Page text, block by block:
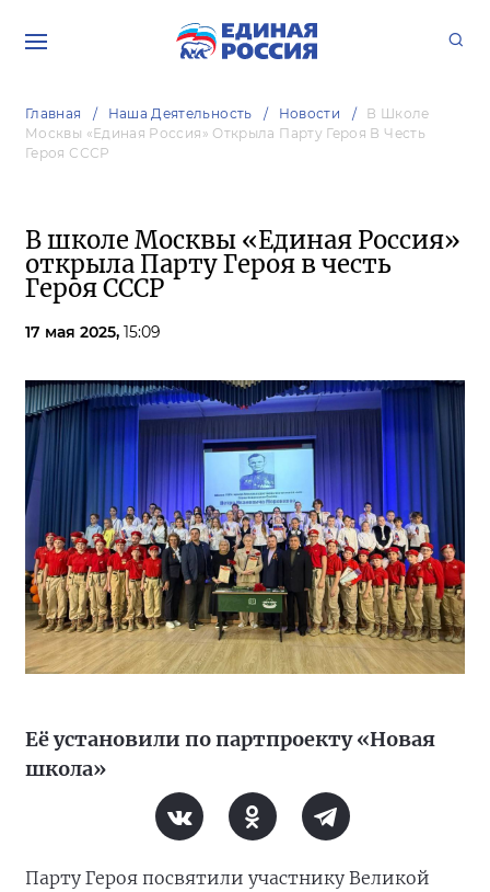
Главная Наша Деятельность Новости
В Школе
Москвы «Единая Россия» Открыла Парту Героя В Честь
Героя СССР
В школе Москвы «Единая Россия»
открыла Парту Героя в честь
Героя СССР
17 мая 2025, 15:09
Её установили по партпроекту «Новая
школа»
Парту Героя посвятили участнику Великой